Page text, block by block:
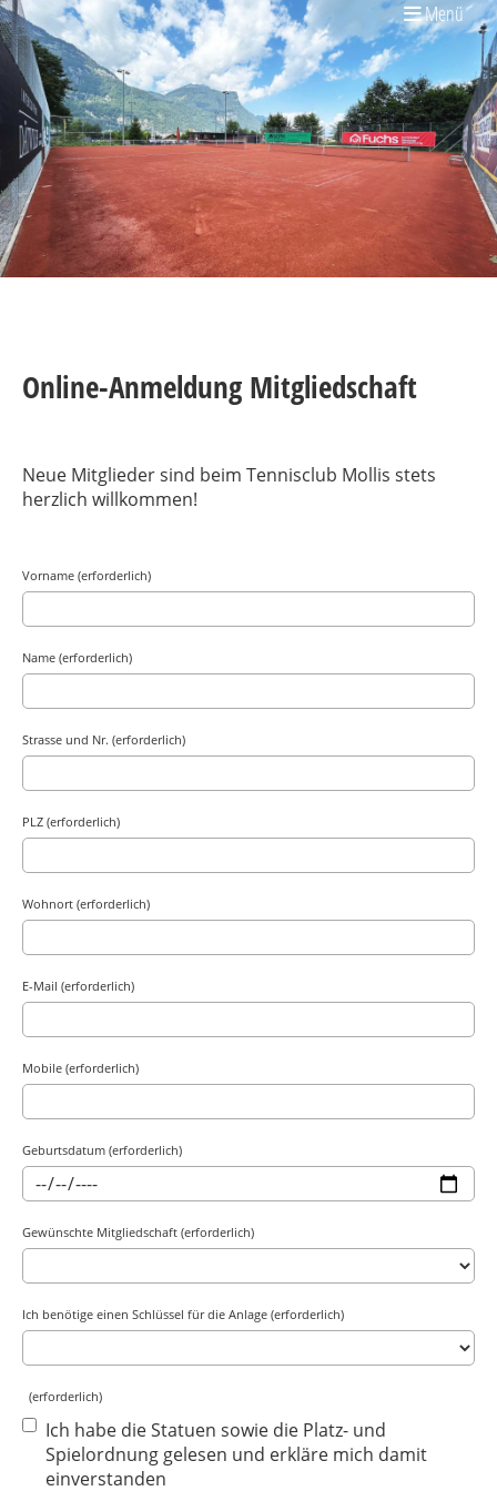
Menü
Online-Anmeldung Mitgliedschaft
Neue Mitglieder sind beim Tennisclub Mollis stets
herzlich willkommen!
Vorname (erforderlich)
Name (erforderlich)
Strasse und Nr. (erforderlich)
PLZ (erforderlich)
Wohnort (erforderlich)
E-Mail (erforderlich)
Mobile (erforderlich)
Geburtsdatum (erforderlich)
Gewünschte Mitgliedschaft (erforderlich)
Ich benötige einen Schlüssel für die Anlage (erforderlich)
(erforderlich)
Ich habe die Statuen sowie die Platz- und
Spielordnung gelesen und erkläre mich damit
einverstanden